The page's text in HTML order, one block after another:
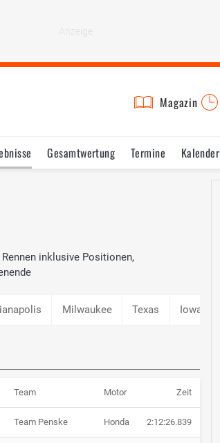
Magazin
Gesamtwertung Termine Kalender
inklusive Positionen,
Milwaukee Texas Iowa
Team Motor Zeit
Team Penske Honda 2:12:26.839